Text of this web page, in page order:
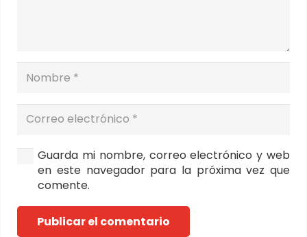
Guarda mi nombre, correo electrónico y web
en este navegador para la próxima vez que
comente.
Publicar el comentario